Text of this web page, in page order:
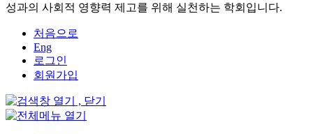
성과의 사회적 영향력 제고를 위해 실천하는 학회입니다.
처음으로
Eng
로그인
회원가입